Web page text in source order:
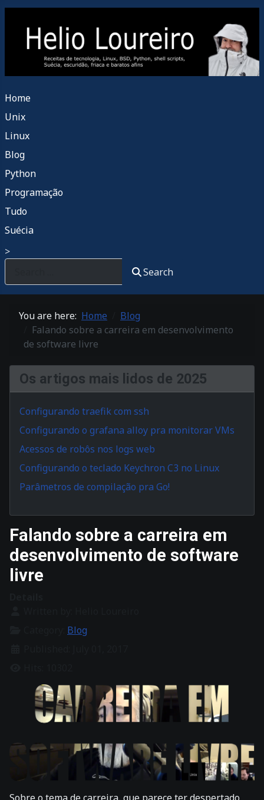
Home
Unix
Linux
Blog
Python
Programação
Tudo
Suécia
>
Search
You are here: Home
Blog
Falando sobre a carreira em desenvolvimento
de software livre
Os artigos mais lidos de 2025
Configurando traefik com ssh
Configurando o grafana alloy pra monitorar VMs
Acessos de robôs nos logs web
Configurando o teclado Keychron C3 no Linux
Parâmetros de compilação pra Go!
Falando sobre a carreira em
desenvolvimento de software
livre
Blog
Sobre o tema de carreira, que parece ter despertado